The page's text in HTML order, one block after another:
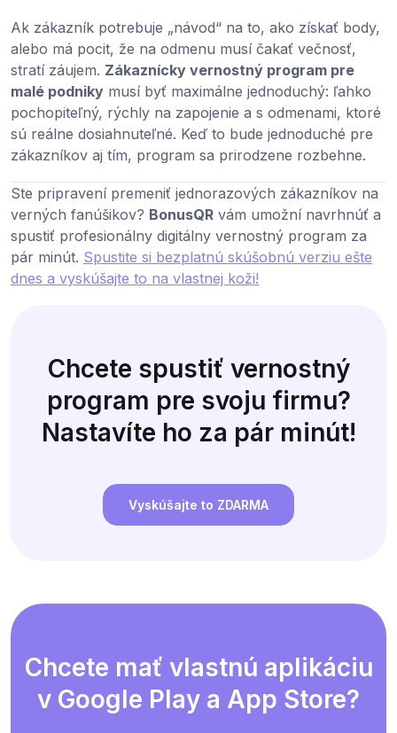
Ak zákazník potrebuje „návod“ na to, ako získať body,
alebo má pocit, že na odmenu musí čakať večnosť,
stratí záujem. Zákaznícky vernostný program pre
malé podniky musí byť maximálne jednoduchý: ľahko
pochopiteľný, rýchly na zapojenie a s odmenami, ktoré
sú reálne dosiahnuteľné. Keď to bude jednoduché pre
zákazníkov aj tím, program sa prirodzene rozbehne.
Ste pripravení premeniť jednorazových zákazníkov na
verných fanúšikov? BonusQR vám umožní navrhnúť a
spustiť profesionálny digitálny vernostný program za
pár minút. Spustite si bezplatnú skúšobnú verziu ešte
dnes a vyskúšajte to na vlastnej koži!
Chcete spustiť vernostný
program pre svoju firmu?
Nastavíte ho za pár minút!
Vyskúšajte to ZDARMA
Chcete mať vlastnú aplikáciu
v Google Play a App Store?